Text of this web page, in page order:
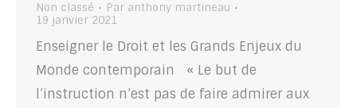
Non classé Par anthony martineau
19 janvier 2021
Enseigner le Droit et les Grands Enjeux du
Monde contemporain « Le but de
l’instruction n’est pas de faire admirer aux